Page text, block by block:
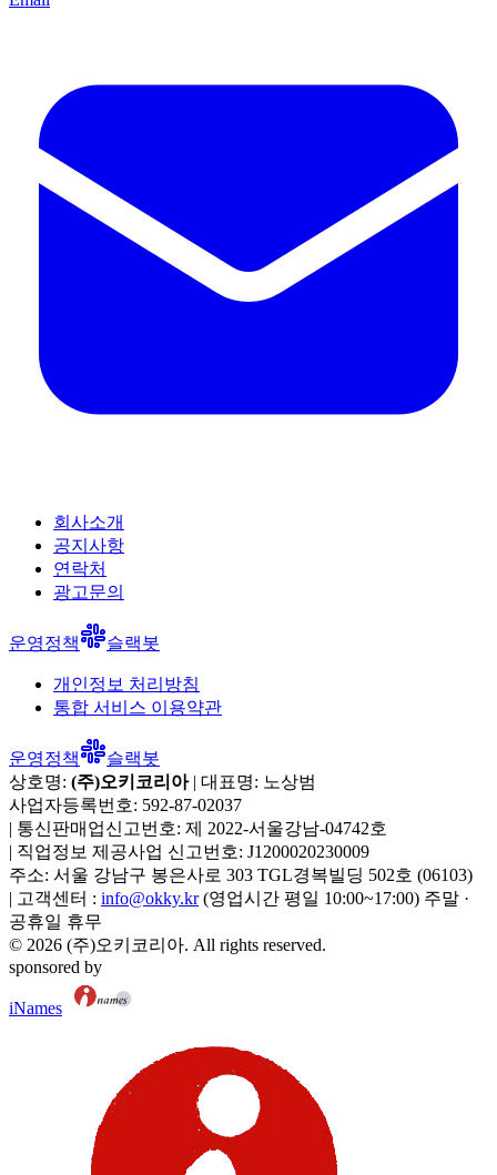
회사소개
공지사항
연락처
광고문의
운영정책 슬랙봇
개인정보 처리방침
통합 서비스 이용약관
운영정책
슬랙봇
상호명: (주)오키코리아| 대표명: 노상범
사업자등록번호: 592-87-02037
| 통신판매업신고번호: 제 2022-서울강남-04742호
| 직업정보 제공사업 신고번호: J1200020230009
주소: 서울 강남구 봉은사로 303 TGL경복빌딩 502호 (06103)
| 고객센터 : info@okky.kr (영업시간 평일 10:00~17:00) 주말 ·
공휴일 휴무
© 2026 (주)오키코리아. All rights reserved.
sponsored by
iNames